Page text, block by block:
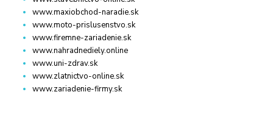
www.maxiobchod-naradie.sk
www.moto-prislusenstvo.sk
www.firemne-zariadenie.sk
www.nahradnediely.online
www.uni-zdrav.sk
www.zlatnictvo-online.sk
www.zariadenie-firmy.sk